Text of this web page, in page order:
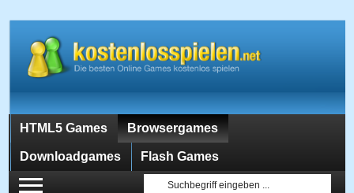
HTML5 Games Browsergames
Downloadgames Flash Games